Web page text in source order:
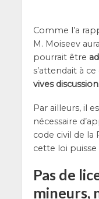
Comme l’a
M. Moi­seev
pour­rait être
s’at­ten­dait à
vives
Par ailleurs, il
néces­saire
code civil de la
cette loi
Pas de
mineurs,